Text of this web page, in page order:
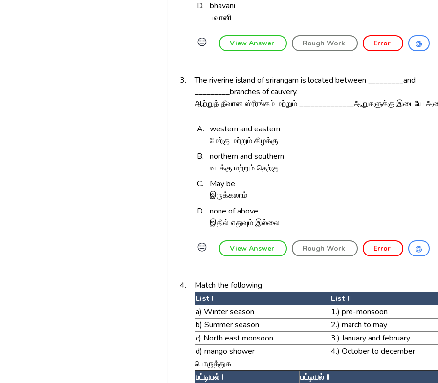
D.
bhavani
பவானி
😑 View Answer Rough Work Error
3.
The riverine island of srirangam is located between _________and
_________branches of cauvery.
ஆற்றுத் தீவான ஸ்ரீரங்கம் மற்றும் ______________ஆறுகளுக்கு இடையே
A. western and eastern
மேற்கு மற்றும் கிழக்கு
B.
northern and southern
வடக்கு மற்றும் தெற்கு
C.
May be
இருக்கலாம்
D.
none of above
இதில் எதுவும் இல்லை
😑 View Answer Rough Work Error
4.
Match the following
List I
List II
a) Winter season
1.) pre-monsoon
b) Summer season
2.) march to may
c) North east monsoon
3.) January and february
d) mango shower
4.) October to december
பொருத்துக
பட்டியல் I
பட்டியல் II